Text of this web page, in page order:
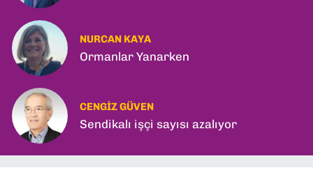
NURCAN KAYA
Ormanlar Yanarken
CENGIZ GÜVEN
Sendikalı işçi sayısı azalıyor